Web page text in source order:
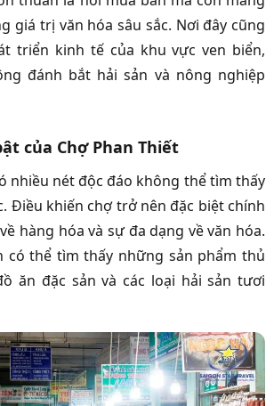
giá trị văn hóa sâu sắc. Nơi đây cũng
triển kinh tế của khu vực ven biển,
đánh bắt hải sản và nông nghiệp
của Chợ Phan Thiết
nhiều nét độc đáo không thể tìm thấy
Điều khiến chợ trở nên đặc biệt chính
hàng hóa và sự đa dạng về văn hóa.
có thể tìm thấy những sản phẩm thủ
ăn đặc sản và các loại hải sản tươi